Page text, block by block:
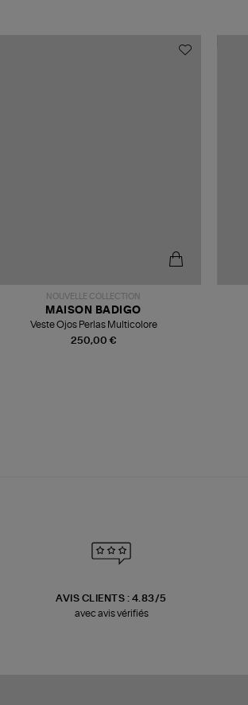
NOUVELLE COLLECTION
250,00 €
MAISON BADIGO
Veste Ojos Perlas Multicolore
AVIS CLIENTS : 4.83/5
avec avis vérifiés